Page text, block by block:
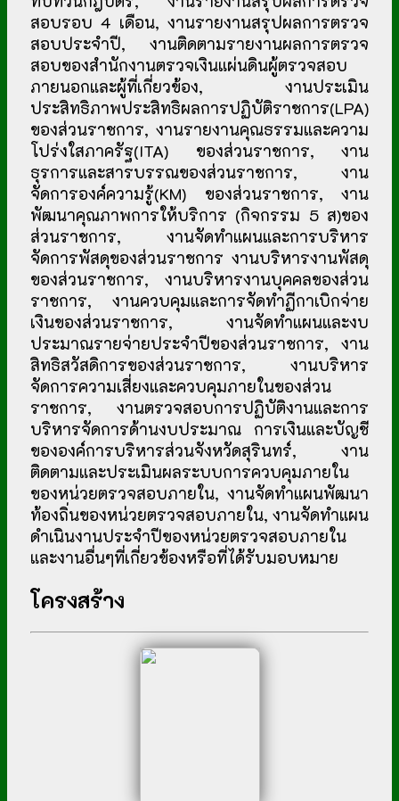
สอบรอบ 4 เดือน, งานรายงานสรุปผลการตรวจ
สอบประจำปี, งานติดตามรายงานผลการตรวจ
สอบของสำนักงานตรวจเงินแผ่นดินผู้ตรวจสอบ
ภายนอกและผู้ที่เกี่ยวข้อง, งานประเมิน
ประสิทธิภาพประสิทธิผลการปฏิบัติราชการ(LPA)
ของส่วนราชการ, งานรายงานคุณธรรมและความ
โปร่งใสภาครัฐ(ITA) ของส่วนราชการ, งาน
ธุรการและสารบรรณของส่วนราชการ, งาน
จัดการองค์ความรู้(KM) ของส่วนราชการ, งาน
พัฒนาคุณภาพการให้บริการ (กิจกรรม 5 ส)ของ
ส่วนราชการ, งานจัดทำแผนและการบริหาร
จัดการพัสดุของส่วนราชการ งานบริหารงานพัสดุ
ของส่วนราชการ, งานบริหารงานบุคคลของส่วน
ราชการ, งานควบคุมและการจัดทำฏีกาเบิกจ่าย
เงินของส่วนราชการ, งานจัดทำแผนและงบ
ประมาณรายจ่ายประจำปีของส่วนราชการ, งาน
สิทธิสวัสดิการของส่วนราชการ, งานบริหาร
จัดการความเสี่ยงและควบคุมภายในของส่วน
ราชการ, งานตรวจสอบการปฏิบัติงานและการ
บริหารจัดการด้านงบประมาณ การเงินและบัญชี
ขององค์การบริหารส่วนจังหวัดสุรินทร์, งาน
ติดตามและประเมินผลระบบการควบคุมภายใน
ของหน่วยตรวจสอบภายใน, งานจัดทำแผนพัฒนา
ท้องถิ่นของหน่วยตรวจสอบภายใน, งานจัดทำแผน
ดำเนินงานประจำปีของหน่วยตรวจสอบภายใน
และงานอื่นๆที่เกี่ยวข้องหรือที่ได้รับมอบหมาย
โครงสร้าง